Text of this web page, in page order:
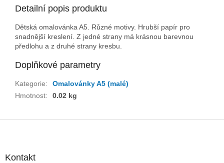
Detailní popis produktu
Dětská omalovánka A5. Různé motivy. Hrubší papír pro
snadnější kreslení. Z jedné strany má krásnou barevnou
předlohu a z druhé strany kresbu.
Doplňkové parametry
Kategorie:
Omalovánky A5 (malé)
Hmotnost: 0.02 kg
Kontakt